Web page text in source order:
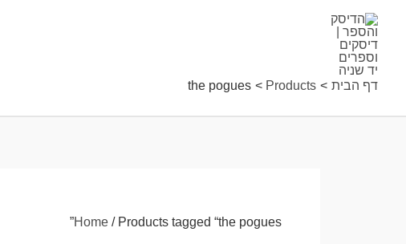
דף הבית Products
the pogues
Home / Products tagged “the pogues”